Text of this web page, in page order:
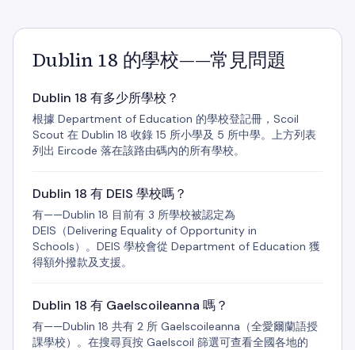
Dublin 18 的學校——常見問題
Dublin 18 有多少所學校？
根據 Department of Education 的學校登記冊，Scoil
Scout 在 Dublin 18 收錄 15 所小學及 5 所中學。上方列表
列出 Eircode 落在該路由碼內的所有學校。
Dublin 18 有 DEIS 學校嗎？
有——Dublin 18 目前有 3 所學校被認定為
DEIS（Delivering Equality of Opportunity in
Schools）。DEIS 學校會從 Department of Education 獲
得額外撥款及支援。
Dublin 18 有 Gaelscoileanna 嗎？
有——Dublin 18 共有 2 所 Gaelscoileanna（全愛爾蘭語授
課學校）。在搜尋頁按 Gaelscoil 篩選可查看全國各地的